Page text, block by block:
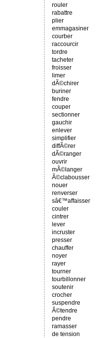
rouler
rabattre
plier
emmagasiner
courber
raccourcir
tordre
tacheter
froisser
limer
dÃ©chirer
buriner
fendre
couper
sectionner
gauchir
enlever
simplifier
diffÃ©rer
dÃ©ranger
ouvrir
mÃ©langer
Ã©clabousser
nouer
renverser
sâ€™affaisser
couler
cintrer
lever
incruster
presser
chauffer
noyer
rayer
tourner
tourbillonner
soutenir
crocher
suspendre
Ã©tendre
pendre
ramasser
de tension